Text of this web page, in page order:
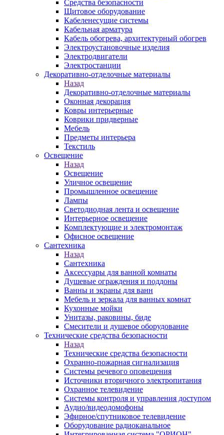
Средства безопасности
Щитовое оборудование
Кабеленесущие системы
Кабельная арматура
Кабель обогрева, архитектурный обогрев
Электроустановочные изделия
Электродвигатели
Электростанции
Декоративно-отделочные материалы
Назад
Декоративно-отделочные материалы
Оконная декорация
Ковры интерьерные
Коврики придверные
Мебель
Предметы интерьера
Текстиль
Освещение
Назад
Освещение
Уличное освещение
Промышленное освещение
Лампы
Светодиодная лента и освещение
Интерьерное освещение
Комплектующие и электромонтаж
Офисное освещение
Сантехника
Назад
Сантехника
Аксессуары для ванной комнаты
Душевые ограждения и поддоны
Ванны и экраны для ванн
Мебель и зеркала для ванных комнат
Кухонные мойки
Унитазы, раковины, биде
Смесители и душевое оборудование
Технические средства безопасности
Назад
Технические средства безопасности
Охранно-пожарная сигнализация
Системы речевого оповещения
Источники вторичного электропитания
Охранное телевидение
Системы контроля и управления доступом
Аудио/видеодомофоны
Эфирное/спутниковое телевидение
Оборудование радиоканальное